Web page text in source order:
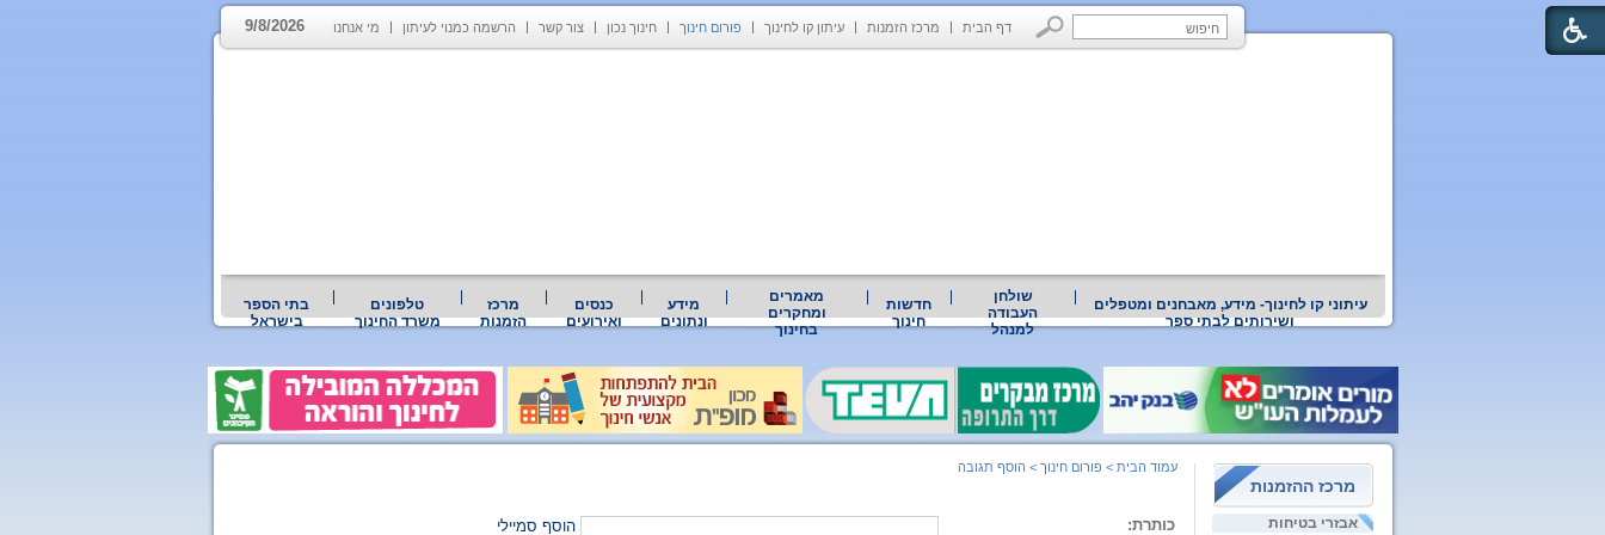
דף הבית מרכז הזמנות עיתון קו לחינוך פורום חינוך חינוך נכון צור קשר הרשמה כמנוי לעיתון מי אנחנו 9/8/2026
עיתוני קו לחינוך- מידע, מאבחנים ומטפלים
ושירותים לבתי ספר
שולחן
העבודה
למנהל
חדשות
חינוך
מאמרים
ומחקרים
בחינוך
מידע
ונתונים
כנסים
ואירועים
מרכז
הזמנות
טלפונים
משרד החינוך
בתי הספר
בישראל
מרכז ההזמנות
אבזרי בטיחות
עמוד הבית > פורום חינוך > הוסף תגובה
כותרת: הוסף סמיילי